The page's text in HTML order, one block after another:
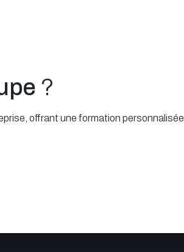
?
offrant une formation personnalisée